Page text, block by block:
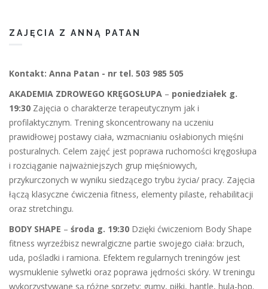
ZAJĘCIA Z ANNĄ PATAN
Kontakt: Anna Patan - nr tel. 503 985 505
AKADEMIA ZDROWEGO KRĘGOSŁUPA – poniedziałek g.
19:30 Zajęcia o charakterze terapeutycznym jak i
profilaktycznym. Trening skoncentrowany na uczeniu
prawidłowej postawy ciała, wzmacnianiu osłabionych mięśni
posturalnych. Celem zajęć jest poprawa ruchomości kręgosłupa
i rozciąganie najważniejszych grup mięśniowych,
przykurczonych w wyniku siedzącego trybu życia/ pracy. Zajęcia
łączą klasyczne ćwiczenia fitness, elementy pilaste, rehabilitacji
oraz stretchingu.
BODY SHAPE – środa g. 19:30 Dzięki ćwiczeniom Body Shape
fitness wyrzeźbisz newralgiczne partie swojego ciała: brzuch,
uda, pośladki i ramiona. Efektem regularnych treningów jest
wysmuklenie sylwetki oraz poprawa jędrności skóry. W treningu
wykorzystywane są różne sprzęty: gumy, piłki, hantle, hula-hop.